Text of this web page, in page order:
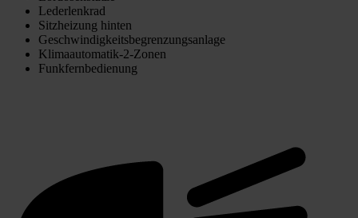
Lederlenkrad
Sitzheizung hinten
Geschwindigkeitsbegrenzungsanlage
Klimaautomatik-2-Zonen
Funkfernbedienung